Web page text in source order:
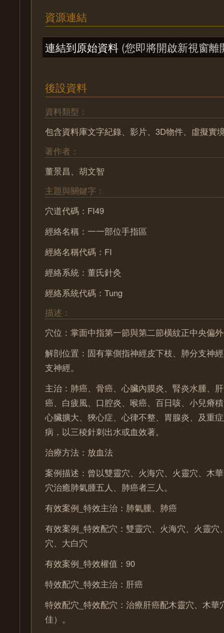
資源連結
連結到原始資料 (您即將開啟新視窗離
後設資料
資料類型：
包含資料庫文字紀錄、影片、3D物件、虛擬實
著作者：
董景昌、胡文智
主題與關鍵字：
穴道代碼：FI49
經絡名稱：一一部位手指區
經絡名稱代碼：FI
經絡系統：董氏針灸
經絡系統代碼：Tung
描述：
穴位：掌面中指第一節與第二節橫紋正中央偏
解剖位置：固有掌側指神經皮下枝、肺分支神
支神經。
主治：肺癌、骨癌、心臟內膜炎、腎炎水腫、
癌、白疲風、口腔炎、喉癌、百日咳、小兒瘠
心臟擴大、狹心症、心律不整、胃腺炎、及重
病，以三稜針刺出水或血效著。
治療方法：放血法
案例描述：曾以雙靈穴、火海穴、火靈穴、木
穴治癒肺氣腫五人、肺癌者三人。
有效案例_特效主治：肺氣腫、肺癌
有效案例_特效配穴：雙靈穴、火海穴、火靈穴
穴、大白穴
有效案例_特效權值：90
特效配穴_特效主治：肝癌
特效配穴_特效配穴：治療肝癌配木靈穴、木華
佳）。